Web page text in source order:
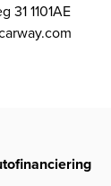
1101AE